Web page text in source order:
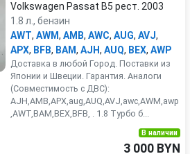
Volkswagen Passat B5 рест. 2003
1.8 л., бензин
AWT, AWM, AMB, AWC, AUG, AVJ,
APX, BFB, BAM, AJH, AUQ, BEX, AWP
Доставка в любой Город. Поставки из
Японии и Швеции. Гарантия. Аналоги
(Совместимость с ДВС):
AJH,AMB,APX,aug,AUQ,AVJ,awc,AWM,awp
,AWT,BAM,BEX,BFB, . 1.8 Турбо б...
В наличии
3 000 BYN